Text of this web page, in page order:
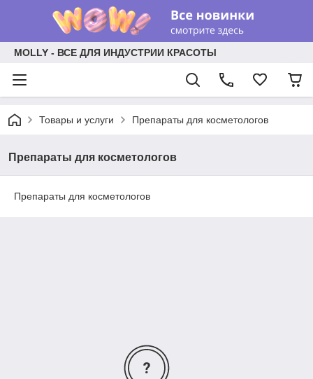
MOLLY - ВСЕ ДЛЯ ИНДУСТРИИ КРАСОТЫ
Товары и услуги Препараты для косметологов
Препараты для косметологов
Препараты для косметологов